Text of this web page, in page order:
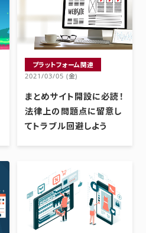
プラットフォーム関連
2021/03/05 (金)
まとめサイト開設に必読！
法律上の問題点に留意し
てトラブル回避しよう